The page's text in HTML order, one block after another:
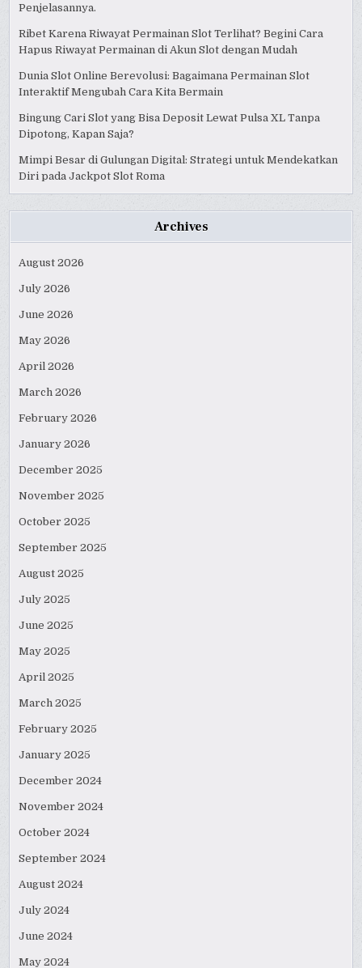
Penjelasannya.
Ribet Karena Riwayat Permainan Slot Terlihat? Begini Cara
Hapus Riwayat Permainan di Akun Slot dengan Mudah
Dunia Slot Online Berevolusi: Bagaimana Permainan Slot
Interaktif Mengubah Cara Kita Bermain
Bingung Cari Slot yang Bisa Deposit Lewat Pulsa XL Tanpa
Dipotong, Kapan Saja?
Mimpi Besar di Gulungan Digital: Strategi untuk Mendekatkan
Diri pada Jackpot Slot Roma
Archives
August 2026
July 2026
June 2026
May 2026
April 2026
March 2026
February 2026
January 2026
December 2025
November 2025
October 2025
September 2025
August 2025
July 2025
June 2025
May 2025
April 2025
March 2025
February 2025
January 2025
December 2024
November 2024
October 2024
September 2024
August 2024
July 2024
June 2024
May 2024